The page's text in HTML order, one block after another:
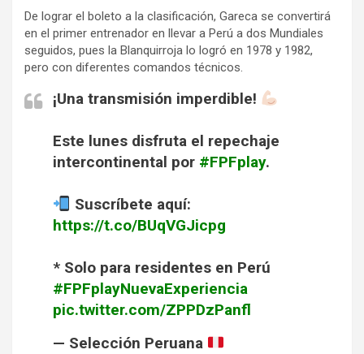
De lograr el boleto a la clasificación, Gareca se convertirá
en el primer entrenador en llevar a Perú a dos Mundiales
seguidos, pues la Blanquirroja lo logró en 1978 y 1982,
pero con diferentes comandos técnicos.
¡Una transmisión imperdible!
Este lunes disfruta el repechaje
intercontinental por #FPFplay.
Suscríbete aquí:
https://t.co/BUqVGJicpg
* Solo para residentes en Perú
#FPFplayNuevaExperiencia
pic.twitter.com/ZPPDzPanfl
— Selección Peruana